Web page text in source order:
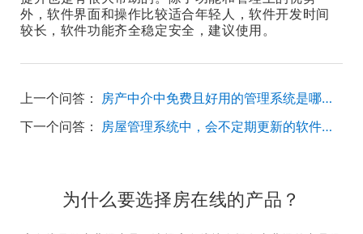
外，软件界面和操作比较适合年轻人，软件开发时间
较长，软件功能齐全稳定安全，建议使用。
上一个问答：
房产中介中免费且好用的管理系统是哪个？
下一个问答：
房屋管理系统中，会不定期更新的软件有哪些？
为什么要选择房在线的产品？